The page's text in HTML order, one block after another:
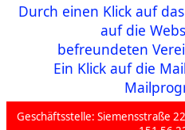
Durch einen Klick auf
auf die
befreundeten
Ein Klick auf die
Geschäftsstelle: Siemensstraße